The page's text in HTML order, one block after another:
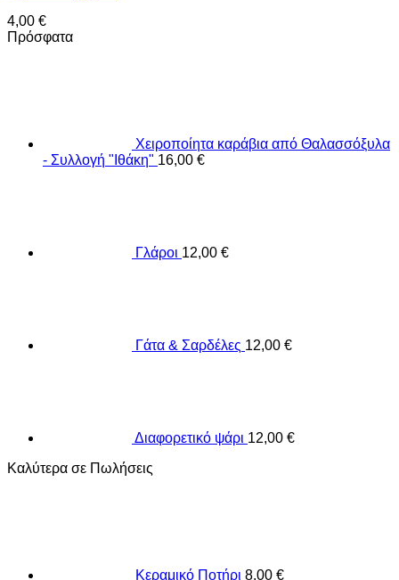
4,00 €
Πρόσφατα
Χειροποίητα καράβια από Θαλασσόξυλα
- Συλλογή "Ιθάκη" 16,00 €
Γλάροι 12,00 €
Γάτα & Σαρδέλες 12,00 €
Διαφορετικό ψάρι 12,00 €
Καλύτερα σε Πωλήσεις
Κεραμικό Ποτήρι 8,00 €